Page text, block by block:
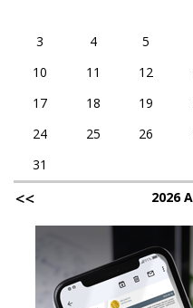
3
4 5
10
11 12
17
18 19
24
25 26
31
2026